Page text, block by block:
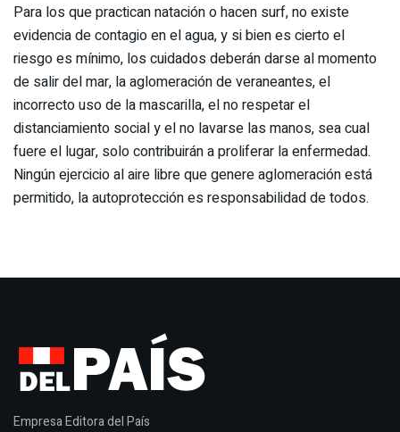
Para los que practican natación o hacen surf, no existe
evidencia de contagio en el agua, y si bien es cierto el
riesgo es mínimo, los cuidados deberán darse al momento
de salir del mar, la aglomeración de veraneantes, el
incorrecto uso de la mascarilla, el no respetar el
distanciamiento social y el no lavarse las manos, sea cual
fuere el lugar, solo contribuirán a proliferar la enfermedad.
Ningún ejercicio al aire libre que genere aglomeración está
permitido, la autoprotección es responsabilidad de todos.
Empresa Editora del País